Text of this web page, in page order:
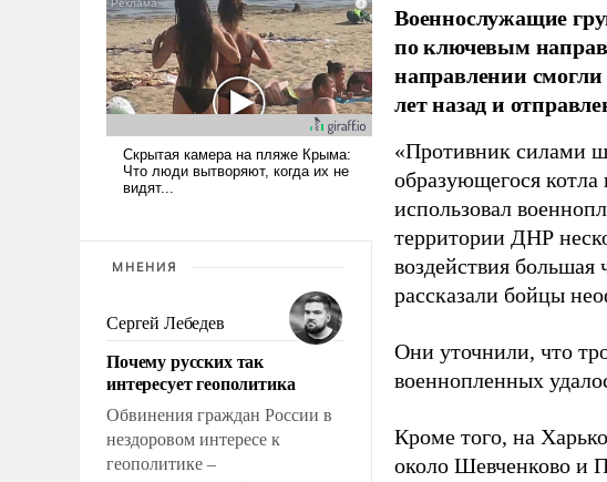
МНЕНИЯ
Сергей Лебедев
Почему русских так
интересует геополитика
Обвинения граждан России в
нездоровом интересе к
геополитике –
Военнослужащие
по ключевым
направлении
лет назад и
«Противник силами
образующегося
использовал
территории ДНР
воздействия
рассказали бойцы
Они уточнили, что
военнопленных
Кроме того, на
около Шевченково и